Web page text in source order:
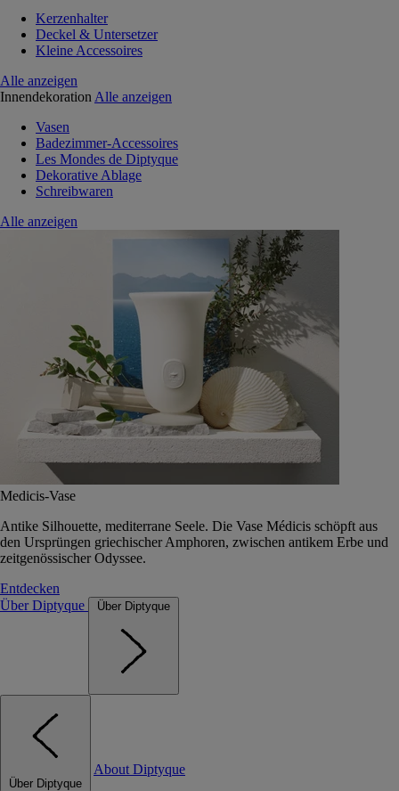
Kerzenhalter
Deckel & Untersetzer
Kleine Accessoires
Alle anzeigen
Innendekoration Alle anzeigen
Vasen
Badezimmer-Accessoires
Les Mondes de Diptyque
Dekorative Ablage
Schreibwaren
Alle anzeigen
Medicis-Vase
Antike Silhouette, mediterrane Seele. Die Vase Médicis schöpft aus
den Ursprüngen griechischer Amphoren, zwischen antikem Erbe und
zeitgenössischer Odyssee.
Entdecken
Über Diptyque
Über Diptyque
Über Diptyque
About Diptyque